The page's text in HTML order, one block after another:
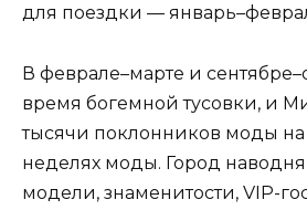
для поездки —
В феврале–марте и
время богемной тусовки, и
тысячи поклонников моды
неделях моды. Город
модели, знаменитости, VIP-